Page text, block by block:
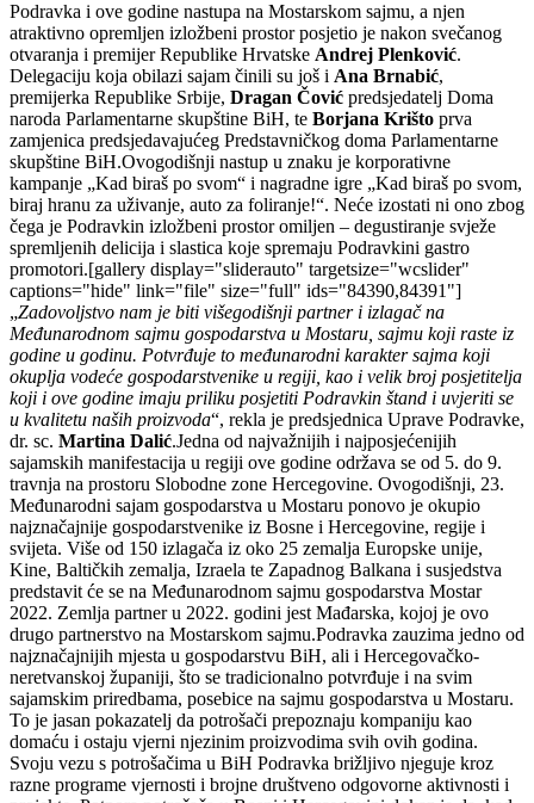
Podravka i ove godine nastupa na Mostarskom sajmu, a njen
atraktivno opremljen izložbeni prostor posjetio je nakon svečanog
otvaranja i premijer Republike Hrvatske Andrej Plenković.
Delegaciju koja obilazi sajam činili su još i Ana Brnabić,
premijerka Republike Srbije, Dragan Čović predsjedatelj Doma
naroda Parlamentarne skupštine BiH, te Borjana Krišto prva
zamjenica predsjedavajućeg Predstavničkog doma Parlamentarne
skupštine BiH.Ovogodišnji nastup u znaku je korporativne
kampanje „Kad biraš po svom“ i nagradne igre „Kad biraš po svom,
biraj hranu za uživanje, auto za foliranje!“. Neće izostati ni ono zbog
čega je Podravkin izložbeni prostor omiljen – degustiranje svježe
spremljenih delicija i slastica koje spremaju Podravkini gastro
promotori.[gallery display="sliderauto" targetsize="wcslider"
captions="hide" link="file" size="full" ids="84390,84391"]
„Zadovoljstvo nam je biti višegodišnji partner i izlagač na
Međunarodnom sajmu gospodarstva u Mostaru, sajmu koji raste iz
godine u godinu. Potvrđuje to međunarodni karakter sajma koji
okuplja vodeće gospodarstvenike u regiji, kao i velik broj posjetitelja
koji i ove godine imaju priliku posjetiti Podravkin štand i uvjeriti se
u kvalitetu naših proizvoda“, rekla je predsjednica Uprave Podravke,
dr. sc. Martina Dalić.Jedna od najvažnijih i najposjećenijih
sajamskih manifestacija u regiji ove godine održava se od 5. do 9.
travnja na prostoru Slobodne zone Hercegovine. Ovogodišnji, 23.
Međunarodni sajam gospodarstva u Mostaru ponovo je okupio
najznačajnije gospodarstvenike iz Bosne i Hercegovine, regije i
svijeta. Više od 150 izlagača iz oko 25 zemalja Europske unije,
Kine, Baltičkih zemalja, Izraela te Zapadnog Balkana i susjedstva
predstavit će se na Međunarodnom sajmu gospodarstva Mostar
2022. Zemlja partner u 2022. godini jest Mađarska, kojoj je ovo
drugo partnerstvo na Mostarskom sajmu.Podravka zauzima jedno od
najznačajnijih mjesta u gospodarstvu BiH, ali i Hercegovačko-
neretvanskoj županiji, što se tradicionalno potvrđuje i na svim
sajamskim priredbama, posebice na sajmu gospodarstva u Mostaru.
To je jasan pokazatelj da potrošači prepoznaju kompaniju kao
domaću i ostaju vjerni njezinim proizvodima svih ovih godina.
Svoju vezu s potrošačima u BiH Podravka brižljivo njeguje kroz
razne programe vjernosti i brojne društveno odgovorne aktivnosti i